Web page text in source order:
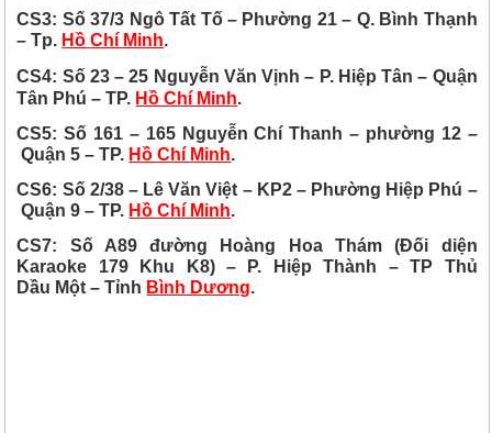
CS3: Số 37/3 Ngô Tất Tố – Phường 21 – Q. Bình Thạnh
– Tp. Hồ Chí Minh.
CS4: Số 23 – 25 Nguyễn Văn Vịnh – P. Hiệp Tân – Quận
Tân Phú – TP. Hồ Chí Minh.
CS5: Số 161 – 165 Nguyễn Chí Thanh – phường 12 –
Quận 5 –TP. Hồ Chí Minh.
CS6: Số 2/38 – Lê Văn Việt – KP2 – Phường Hiệp Phú –
Quận 9 – TP. Hồ Chí Minh.
CS7: Số A89 đường Hoàng Hoa Thám (Đối diện
Karaoke 179 Khu K8) – P. Hiệp Thành – TP Thủ
Dầu Một – Tỉnh Bình Dương.